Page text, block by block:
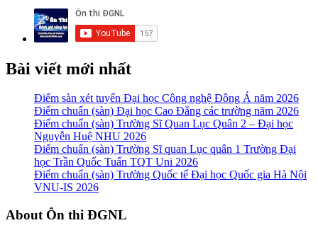
Bài viết mới nhất
Điểm sàn xét tuyển Đại học Công nghệ Đông Á năm 2026
Điểm chuẩn (sàn) Đại học Cao Đẳng các trường năm 2026
Điểm chuẩn (sàn) Trường Sĩ Quan Lục Quân 2 – Đại học
Nguyễn Huệ NHU 2026
Điểm chuẩn (sàn) Trường Sĩ quan Lục quân 1 Trường Đại
học Trần Quốc Tuấn TQT Uni 2026
Điểm chuẩn (sàn) Trường Quốc tế Đại học Quốc gia Hà Nội
VNU-IS 2026
Footer
About Ôn thi ĐGNL